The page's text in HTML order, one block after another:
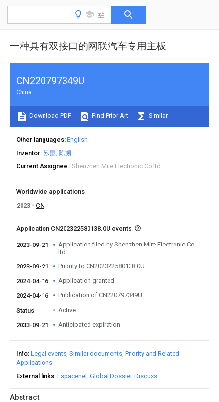
一种具有双接口的网联汽车专用主板
Abstract
CN220797349U
China
Download PDF Find Prior Art Similar
Other languages English
Inventor 苏昆 陈溯
Current Assignee
Shenzhen Mire Electronic Co ltd
Worldwide applications
2023
CN
Application CN202322580138.0U events
2023-09-21
Application filed by Shenzhen Mire Electronic Co
ltd
2023-09-21
Priority to CN202322580138.0U
2024-04-16 Application granted
2024-04-16 Publication of CN220797349U
Status Active
2033-09-21 Anticipated expiration
Info Legal events Similar documents Priority and Related
Applications
External links Espacenet Global Dossier Discuss